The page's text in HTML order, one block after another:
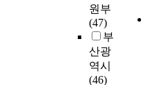
원부
(47)
부
산광
역시
(46)